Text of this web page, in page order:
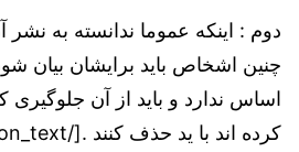
دوم : اینکه عموما ندانسته به نشر
چنین اشخاص باید برایشان بیان
اساس ندارد و باید از آن جلوگیری